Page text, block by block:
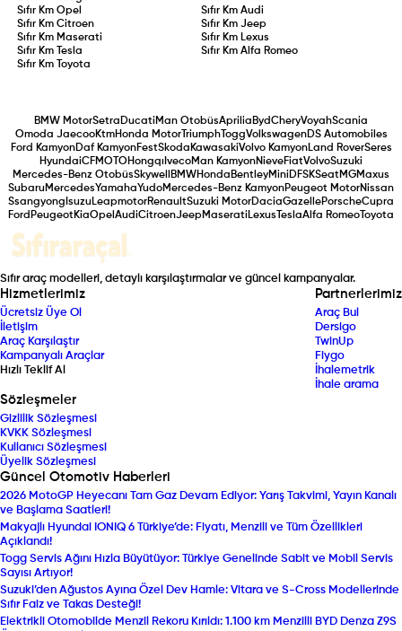
Sıfır KmOpel Sıfır Km Audi
Sıfır KmCitroen Sıfır Km Jeep
Sıfır Km Maserati Sıfır Km Lexus
Sıfır Km
Tesla Sıfır Km Alfa Romeo
Sıfır Km
Toyota
BMW MotorSetra Ducati Man OtobüsAprilia BydCheryVoyahScania
Omoda JaecooKtmHonda MotorTriumphToggVolkswagenDS Automobiles
Ford KamyonDaf KamyonFestSkoda KawasakiVolvo KamyonLand RoverSeres
HyundaiCFMOTOHongqı IvecoMan KamyonNieveFiatVolvoSuzuki
Mercedes-Benz OtobüsSkywell BMWHonda BentleyMini DFSKSeatMGMaxus
SubaruMercedesYamahaYudoMercedes-Benz KamyonPeugeot MotorNissan
Ssangyong IsuzuLeapmotorRenaultSuzuki MotorDaciaGazellePorscheCupra
Ford PeugeotKiaOpel AudiCitroenJeep Maserati Lexus TeslaAlfa Romeo Toyota
Sıfır araç modelleri, detaylı karşılaştırmalar ve güncel kampanyalar.
Hizmetlerimiz
Ücretsiz Üye Ol
İletişim
Araç Karşılaştır
Kampanyalı Araçlar
Hızlı Teklif Al
Partnerlerimiz
Araç Bul
Dersigo
TwinUp
Fiygo
İhalemetrik
İhale arama
Sözleşmeler
Gizlilik Sözleşmesi
KVKK Sözleşmesi
Kullanıcı Sözleşmesi
Üyelik Sözleşmesi
Güncel Otomotiv Haberleri
2026 MotoGP Heyecanı Tam Gaz Devam Ediyor: Yarış Takvimi, Yayın Kanalı
ve Başlama Saatleri!
Makyajlı Hyundai IONIQ 6 Türkiye’de: Fiyatı, Menzili ve Tüm Özellikleri
Açıklandı!
Togg Servis Ağını Hızla Büyütüyor: Türkiye Genelinde Sabit ve Mobil Servis
Sayısı Artıyor!
Suzuki’den Ağustos Ayına Özel Dev Hamle: Vitara ve S-Cross Modellerinde
Sıfır Faiz ve Takas Desteği!
Elektrikli Otomobilde Menzil Rekoru Kırıldı: 1.100 km Menzilli BYD Denza Z9S